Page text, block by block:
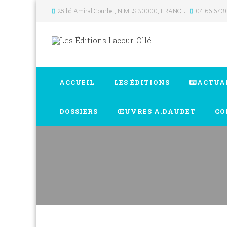
25 bd Amiral Courbet , NIMES30000 FRANCE 04 66 67
ACCUEIL LES ÉDITIONS
DOSSIERS ŒUVRES A.DAUDET